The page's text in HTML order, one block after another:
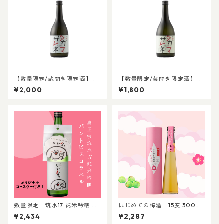
【数量限定/蔵開き限定酒】タ
カマサムネ 吟醸酒
¥2,000
【数量限定/蔵開き限定酒】タ
カマサムネ 純米酒
¥1,800
数量限定 筑水17 純米吟醸 パ
ントビスコラベル 720ml │パ
ントビスココラボ ぺろち 純米
¥2,434
はじめての梅酒 15度 300ml
｜贈答 プレゼント 家飲み 贈り
物 晩酌 梅酒 リキュール
¥2,287